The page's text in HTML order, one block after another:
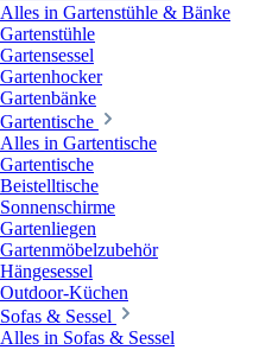
Alles in Gartenstühle & Bänke
Gartenstühle
Gartensessel
Gartenhocker
Gartenbänke
Gartentische
Alles in Gartentische
Gartentische
Beistelltische
Sonnenschirme
Gartenliegen
Gartenmöbelzubehör
Hängesessel
Outdoor-Küchen
Sofas & Sessel
Alles in Sofas & Sessel